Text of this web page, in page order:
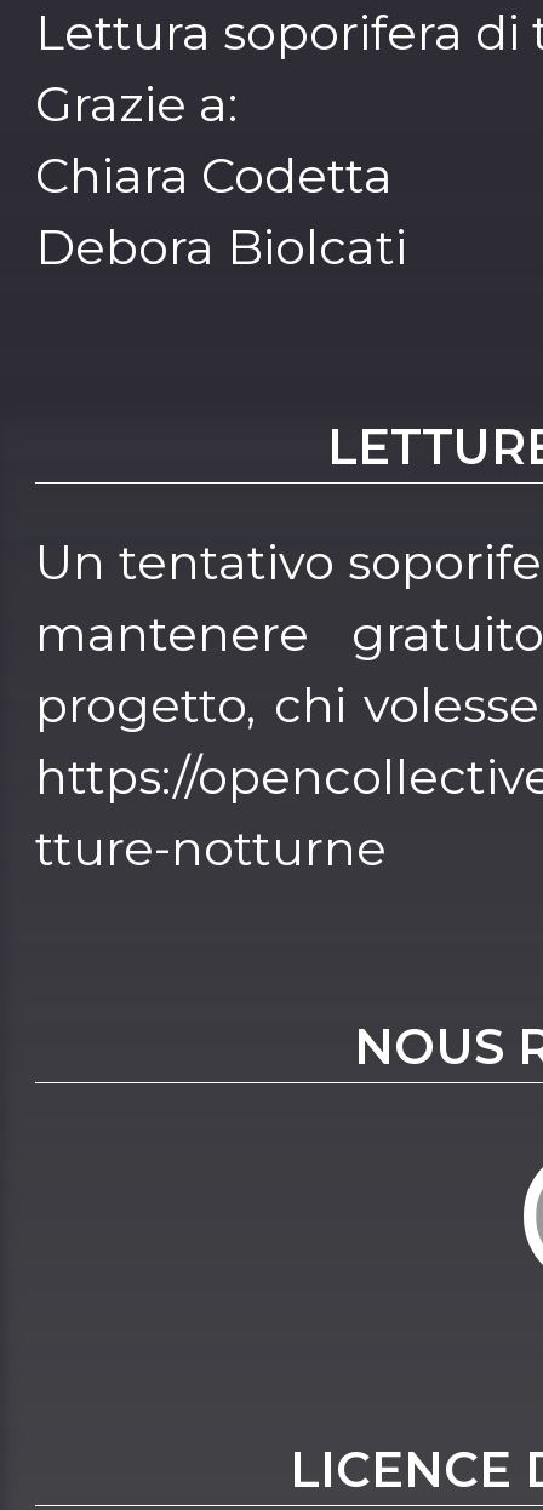
Lettura soporifera
Grazie a:
Chiara Codetta
Debora Biolcati
Un tentativo
mantenere
progetto, chi
https://
tture-notturne
NOUS
LICENCE